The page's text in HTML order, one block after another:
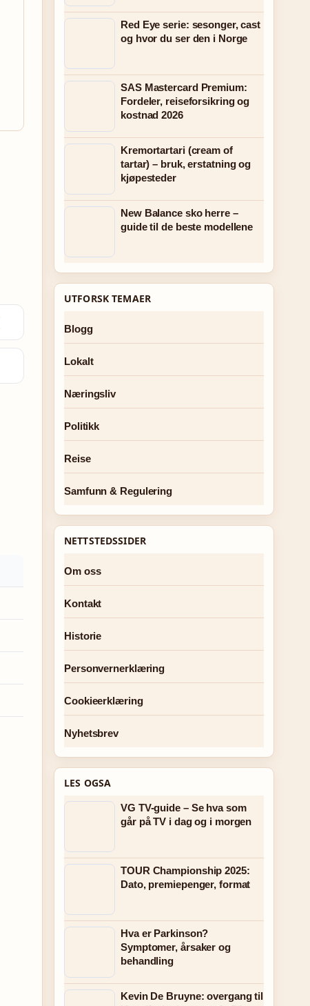
Red Eye serie: sesonger, cast
og hvor du ser den i Norge
SAS Mastercard Premium:
Fordeler, reiseforsikring og
kostnad 2026
Kremortartari (cream of
tartar) – bruk, erstatning og
kjøpesteder
New Balance sko herre –
guide til de beste modellene
UTFORSK TEMAER
Blogg
Lokalt
Næringsliv
Politikk
Reise
Samfunn & Regulering
NETTSTEDSSIDER
Om oss
Kontakt
Historie
Personvernerklæring
Cookieerklæring
Nyhetsbrev
LES OGSA
VG TV-guide – Se hva som
går på TV i dag og i morgen
TOUR Championship 2025:
Dato, premiepenger, format
Hva er Parkinson?
Symptomer, årsaker og
behandling
Kevin De Bruyne: overgang til